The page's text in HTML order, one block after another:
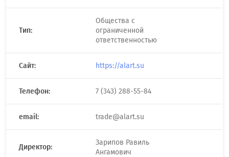
Тип:
Общества с
ограниченной
ответственностью
Сайт: https://alart.su
Телефон: 7 (343) 288-55-84
email: trade@alart.su
Директор:
Зарипов Равиль
Ангамович